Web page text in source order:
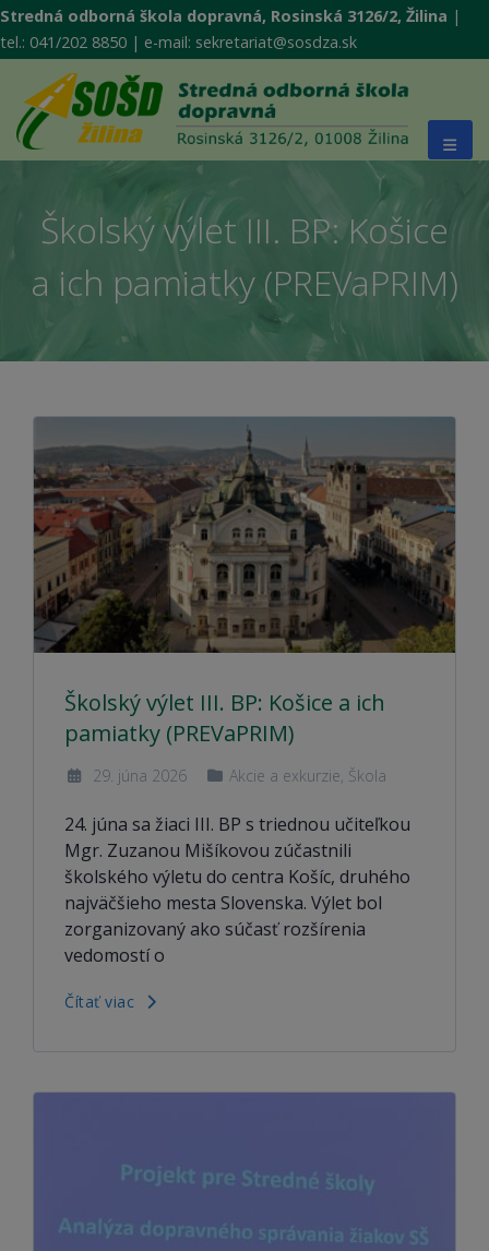
Stredná odborná škola dopravná, Rosinská 3126/2, Žilina |
tel.: 041/202 8850 | e-mail: sekretariat@sosdza.sk
Školský výlet III. BP: Košice
a ich pamiatky (PREVaPRIM)
Školský výlet III. BP: Košice a ich
pamiatky (PREVaPRIM)
29. júna 2026 Akcie a exkurzie, Škola
24. júna sa žiaci III. BP s triednou učiteľkou
Mgr. Zuzanou Mišíkovou zúčastnili
školského výletu do centra Košíc, druhého
najväčšieho mesta Slovenska. Výlet bol
zorganizovaný ako súčasť rozšírenia
vedomostí o
Čítať viac